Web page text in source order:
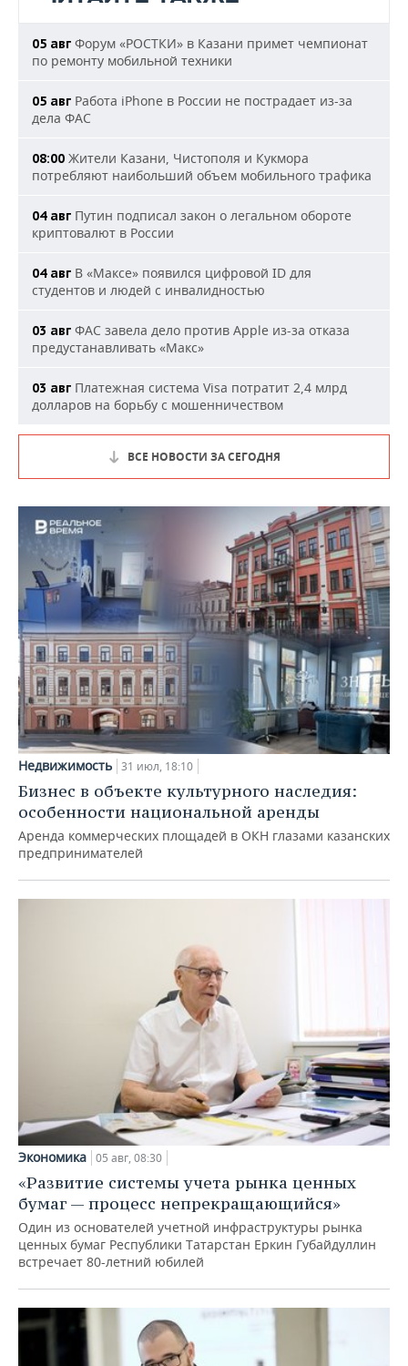
05 авг Форум «РОСТКИ» в Казани примет чемпионат
по ремонту мобильной техники
05 авг Работа iPhone в России не пострадает из-за
дела ФАС
08:00 Жители Казани, Чистополя и Кукмора
потребляют наибольший объем мобильного трафика
04 авг Путин подписал закон о легальном обороте
криптовалют в России
04 авг В «Максе» появился цифровой ID для
студентов и людей с инвалидностью
03 авг ФАС завела дело против Apple из-за отказа
предустанавливать «Макс»
03 авг Платежная система Visa потратит 2,4 млрд
долларов на борьбу с мошенничеством
ВСЕ НОВОСТИ ЗА СЕГОДНЯ
Недвижимость 31 июл, 18:10
Бизнес в объекте культурного наследия:
особенности национальной аренды
Аренда коммерческих площадей в ОКН глазами казанских
предпринимателей
Экономика 05 авг, 08:30
«Развитие системы учета рынка ценных
бумаг — процесс непрекращающийся»
Один из основателей учетной инфраструктуры рынка
ценных бумаг Республики Татарстан Еркин Губайдуллин
встречает 80-летний юбилей